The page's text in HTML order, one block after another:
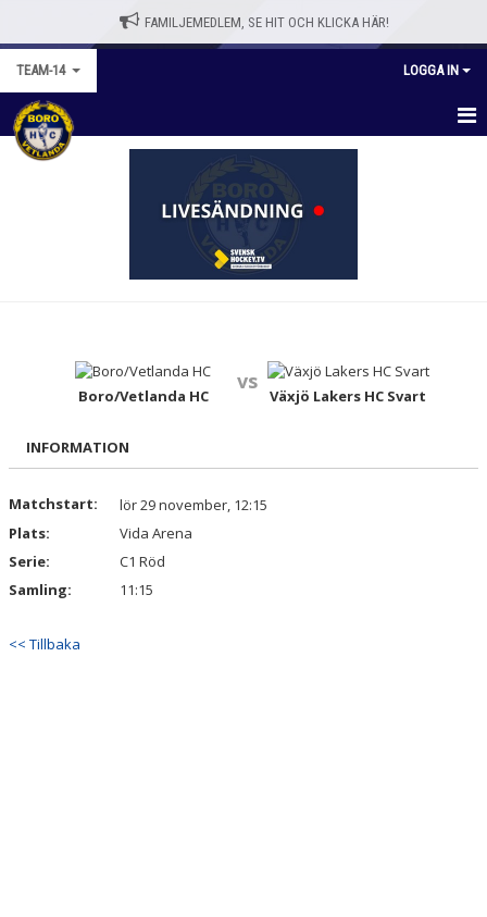
FAMILJEMEDLEM, SE HIT OCH KLICKA HÄR!
TEAM-14 LOGGA IN
TEAM-14
BILDGALLERI
DOKUMENT
Boro/Vetlanda HC
vs
Växjö Lakers HC Svart
INFORMATION
Matchstart:
lör 29 november, 12:15
Plats:
Vida Arena
Serie:
C1 Röd
Samling:
11:15
<< Tillbaka